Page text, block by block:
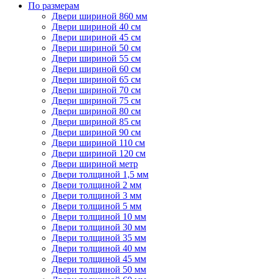
По размерам
Двери шириной 860 мм
Двери шириной 40 см
Двери шириной 45 см
Двери шириной 50 см
Двери шириной 55 см
Двери шириной 60 см
Двери шириной 65 см
Двери шириной 70 см
Двери шириной 75 см
Двери шириной 80 см
Двери шириной 85 см
Двери шириной 90 см
Двери шириной 110 см
Двери шириной 120 см
Двери шириной метр
Двери толщиной 1,5 мм
Двери толщиной 2 мм
Двери толщиной 3 мм
Двери толщиной 5 мм
Двери толщиной 10 мм
Двери толщиной 30 мм
Двери толщиной 35 мм
Двери толщиной 40 мм
Двери толщиной 45 мм
Двери толщиной 50 мм